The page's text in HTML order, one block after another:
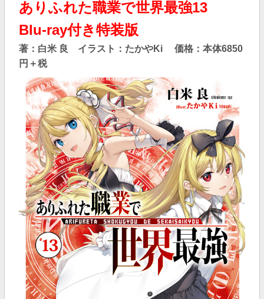
ありふれた職業で世界最強13
Blu-ray付き特装版
著：白米 良 イラスト：たかやKi 価格：本体6850
円＋税